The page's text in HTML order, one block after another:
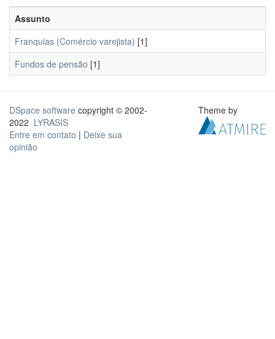
Assunto
Franquias (Comércio varejista) [1]
Fundos de pensão [1]
DSpace software copyright © 2002-
2022 LYRASIS
Entre em contato | Deixe sua
opinião
Theme by